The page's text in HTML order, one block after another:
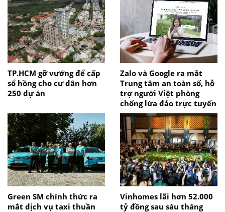
TP.HCM gỡ vướng để cấp
sổ hồng cho cư dân hơn
250 dự án
Zalo và Google ra mắt
Trung tâm an toàn số, hỗ
trợ người Việt phòng
chống lừa đảo trực tuyến
Green SM chính thức ra
mắt dịch vụ taxi thuần
Vinhomes lãi hơn 52.000
tỷ đồng sau sáu tháng